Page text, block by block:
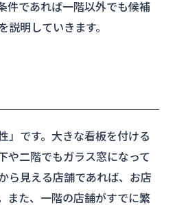
件であれば一階以外でも候補
説明していきます。
」です。大きな看板を付ける
や二階でもガラス窓になって
ら見える店舗であれば、お店
また、一階の店舗がすでに繁